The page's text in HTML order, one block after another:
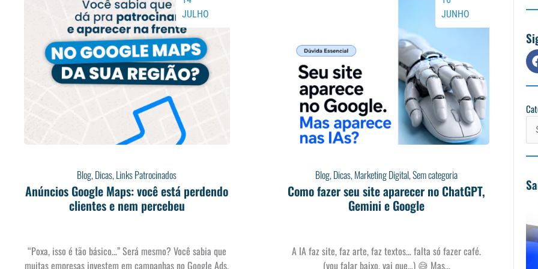
Blog,Dicas,Links Patrocinados
Anúncios Google Maps: você está perdendo
clientes e nem percebeu
JULHO
“Poxa, isso é tão básico…” Será mesmo? Você sabia que
muitas empresas investem em campanhas no Google Ads,
Blog,Dicas,Marketing Digital,Sem categoria
Como fazer seu site aparecer no ChatGPT,
Gemini e Google
JUNHO
A IA faz site, faz arte, faz textos… falta só fazer café.
(vou falar baixo, vai que…) 😅 Mas…